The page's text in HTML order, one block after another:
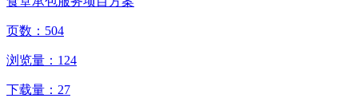
页数： 504
浏览量： 124
下载量： 27